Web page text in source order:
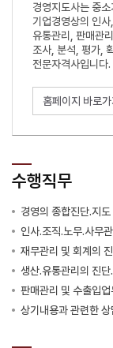
경영지도사는 중
기업경영상의 인
유통관리, 판매관
조사, 분석, 평가,
전문자격사입니다.
홈페이지 바로가
수행직무
경영의 종합진단.지도
인사.조직.노무.사무
재무관리 및 회계의
생산.유통관리의 진단
판매관리 및 수출입
상기내용과 관련한